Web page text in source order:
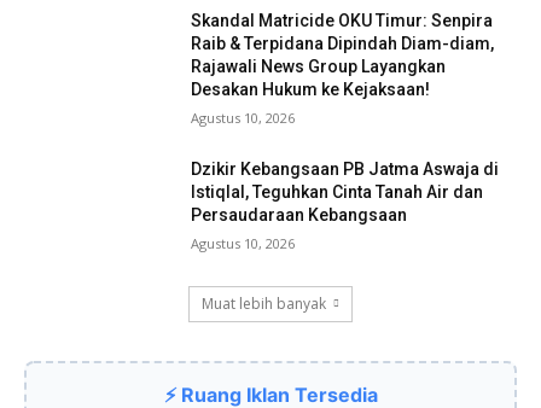
Skandal Matricide OKU Timur: Senpira
Raib & Terpidana Dipindah Diam-diam,
Rajawali News Group Layangkan
Desakan Hukum ke Kejaksaan!
Agustus 10, 2026
Dzikir Kebangsaan PB Jatma Aswaja di
Istiqlal, Teguhkan Cinta Tanah Air dan
Persaudaraan Kebangsaan
Agustus 10, 2026
Muat lebih banyak
⚡ Ruang Iklan Tersedia